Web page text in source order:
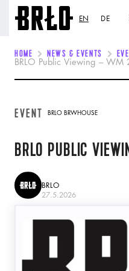
EN DE
HOME NEWS & EVENTS
BRLO Public Viewing – WM
EVENT BRLO BRWHOUSE
BRLO PUBLIC
BRLO
27.5.2026